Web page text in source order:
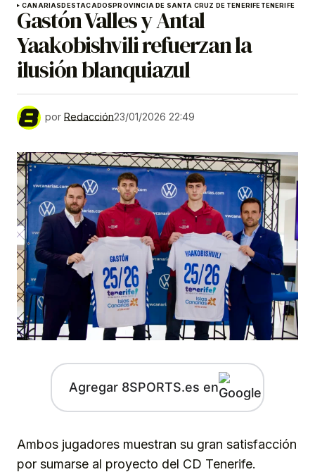
CANARIASDESTACADOSPROVINCIA DE SANTA CRUZ DE TENERIFETENERIFE
Gastón Valles y Antal
Yaakobishvili refuerzan la
ilusión blanquiazul
por Redacción23/01/2026 22:49
Agregar 8SPORTS.es en
Ambos jugadores muestran su gran satisfacción
por sumarse al proyecto del CD Tenerife.